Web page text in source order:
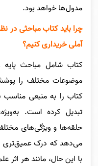
مدول‌ها خواهد بود.
چرا باید کتاب مباحثی در
آملی خریداری کنیم؟
کتاب شامل مباحث
موضوعات مختلف را
کتاب را به منبعی
تبدیل کرده است.
حلقه‌ها و ویژگی‌های
می‌دهد که درک عمیق‌تری
با این حال، مانند هر اثر